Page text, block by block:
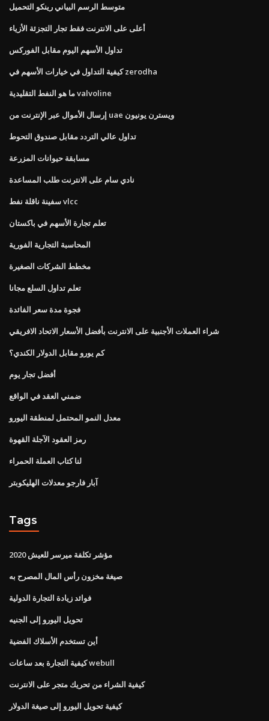
متوسط ​​الرسم البياني رينكو التحميل
أعلى على الانترنت فقط تجار التجزئة الأزياء
تداول الأسهم اليوم مقابل الفوركس
كيفية التداول في خيارات الأسهم في zerodha
ما هو النفط التقليدية valvoline
إرسال الأموال عبر الإنترنت من uae ويسترن يونيون
تداول عالي التردد مقابل صندوق التحوط
مسابقة حيوانات المزرعة
نادي سام على الانترنت طلب المساعدة
سفينة ناقلة نفط vlcc
تعلم تجارة الأسهم في باكستان
المحاسبة التجارية الفورية
مخطط الشركات الصغيرة
تعلم تداول السلع مجانا
فجوة مدة سعر الفائدة
شراء العملات الأجنبية على الانترنت بأفضل الأسعار الاتحاد الافريقي
كم يورو مقابل الدولار الكندي؟
أفضل تجار يوم
ضمني العقد في الواقع
معدل النمو المحتمل لمنطقة اليورو
رمز العقود الآجلة القهوة
لنا كتاب العملة الحمراء
آبار فارجو معدلات الهليكوبتر
Tags
مؤشر تكلفة ميرسر للعيش 2020
صيغة مخزون رأس المال المصرح به
فوائد زيادة التجارة الدولية
تحويل اليورو إلى الجنيه
أين تستخدم الأسلاك الفضية
كيفية التجارة بعد ساعات webull
كيفية الشراء من تحريك متجر على الانترنت
كيفية تحويل اليورو إلى صيغة الدولار